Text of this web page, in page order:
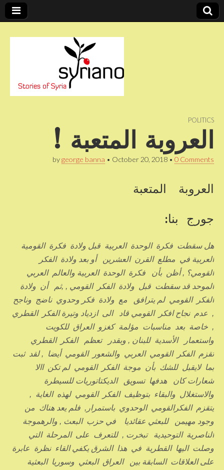
syriano POLITICS
العروبة المتعبة !
bygeorge banna • October 20, 2018 • 0 Comments
العروبة المتعبة
جورج بنا:
هل سقطت فكرة الوحدة العربية قبل ولادة فكرة القومية
العربية في مطلع القرن العشرين أو بعد ولادة الفكر
القومي؟ , أظن بأن فكرة الوحدة العربية والعالم العربي
الموحد قد سقطت قبل ولادة الفكر القومي , ,ثم أن ولادة
الفكر القومي لم يترافق مع ولادة فكر وحدوي ناضج وناجح
, عدم نجاح افكر القومي قاد الى ازدياد وتيرة الفكر القطري
, خاصة بعد مناسبات مؤلمة كغزو العراق للكويت
واستعمار الأسدية للبنان , وبقدر تعظم الفكر القطري
تقزم الفكر القومي العربي والشعور القومي أيضا , لقد ثبت
بما لايقبل للشك بأن موجة الفكر القومي لم تكن االا
شعارات كان هدفها تسويق الديكتاتوريات للسيطرة
والاستغلال والبقاء بتوظيف الفكر القومي لهذه الغاية ,
يتقزم الفكرالقومي الوحدوي باستمرار, فلم يعد هناك من
وجود مهيمن للبعثي عقائديا في حزب البعث , والرهموجة
الناصرية التوحيدية تبخرت , للتعرف على المرحلة التي
وصلت اليها القطرية في هذا الشرق يكفي القاء نظرة عابرة
على العلاقات السابقة بين العراق البعثي وسوريا البعثية